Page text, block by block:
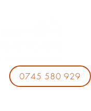
0745 580 929